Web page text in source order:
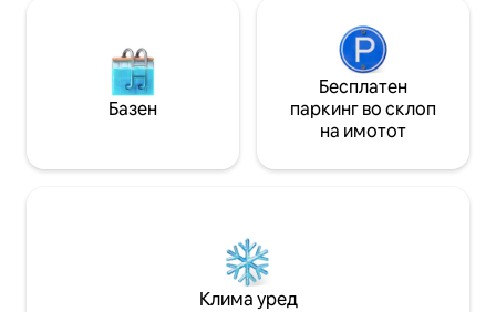
Базен
Бесплатен
паркинг во склоп
на имотот
Клима уред